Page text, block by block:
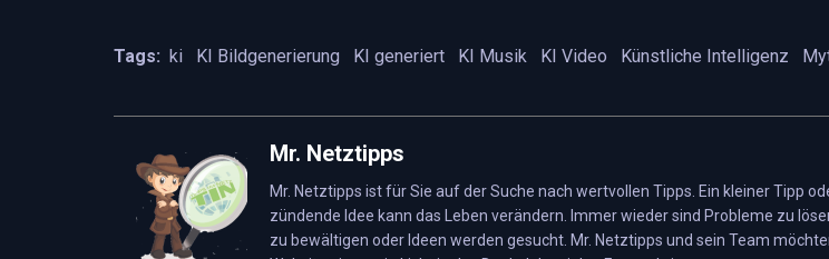
Tags: ki KI Bildgenerierung KI generiert KI Musik KI Video Künstliche Intelligenz
Mr. Netztipps
Mr. Netztipps ist für Sie auf der Suche nach wertvollen Tipps. Ein kleiner Tipp
zündende Idee kann das Leben verändern. Immer wieder sind Probleme zu
zu bewältigen oder Ideen werden gesucht. Mr. Netztipps und sein Team